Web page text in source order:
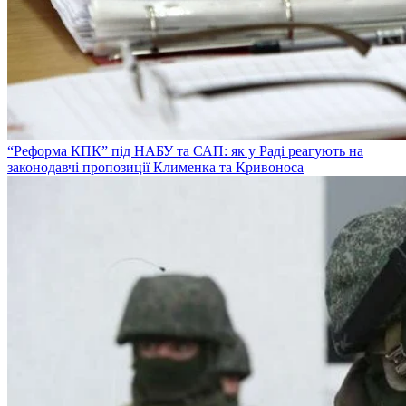
“Реформа КПК” під НАБУ та САП: як у Раді реагують на
законодавчі пропозиції Клименка та Кривоноса